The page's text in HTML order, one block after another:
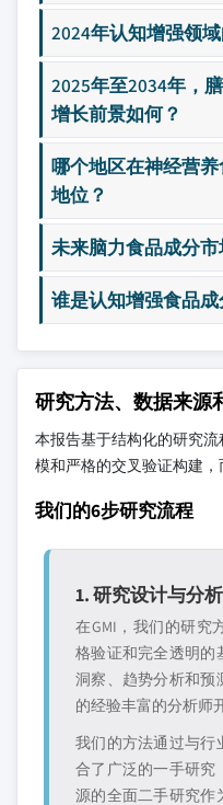
2024年认知增强领
2025年至2034年，
增长前景如何？
哪个地区在神经营
地位？
未来脑力食品成分
谁是认知增强食品
研究方法、数据来源
本报告基于结构化的研究
模和严格的交叉验证构建，
我们的6步研究流程
1. 研究设计与分
在GMI，我们的研究
格验证和完全透明的
洞察、趋势分析和预
的经验丰富的分析师
我们的方法通过与行
合了广泛的一手研究
源的全面二手研究作